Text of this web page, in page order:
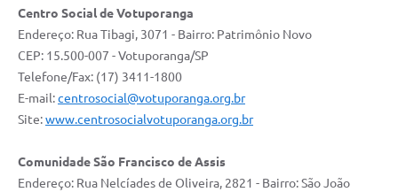
Centro Social de Votuporanga
Endereço: Rua Tibagi, 3071 - Bairro: Patrimônio Novo
CEP: 15.500-007 - Votuporanga/SP
Telefone/Fax: (17) 3411-1800
E-mail:centrosocial@votuporanga.org.br
Site:www.centrosocialvotuporanga.org.br
Comunidade São Francisco de Assis
Endereço: Rua Nelcíades de Oliveira, 2821 - Bairro: São João